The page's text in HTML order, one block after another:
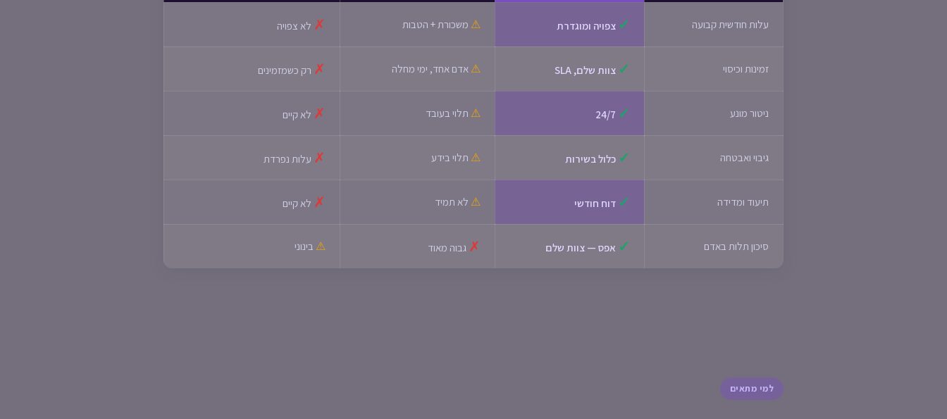
עלות חודשית קבועה ✓ צפויה ומוגדרת ⚠ משכורת + הטבות ✗ לא צפויה
זמינות וכיסוי ✓ צוות שלם, SLA ⚠ אדם אחד, ימי מחלה ✗ רק כשמזמינים
ניטור מונע ✓
⚠ תלוי בעובד ✗ לא קיים
גיבוי ואבטחה ✓ כלול בשירות ⚠ תלוי בידע ✗ עלות נפרדת
תיעוד ומדידה ✓ דוח חודשי ⚠ לא תמיד ✗ לא קיים
סיכון תלות באדם ✓ אפס — צוות שלם ✗ גבוה מאוד ⚠ בינוני
למי מתאים